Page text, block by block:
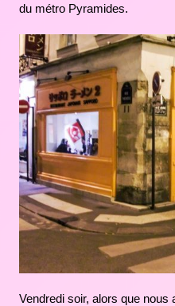
du métro Pyramides.
Vendredi soir, alors que nous